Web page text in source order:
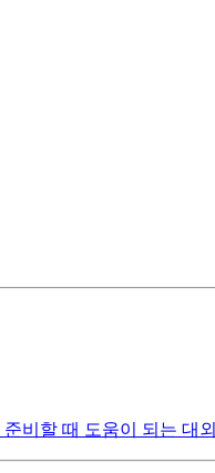
비할 때 도움이 되는 대